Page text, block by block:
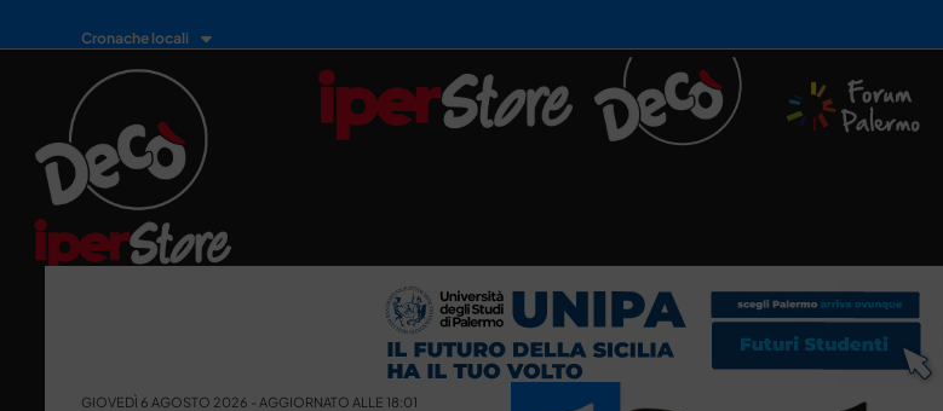
Cronache locali
GIOVEDÌ 6 AGOSTO 2026 - AGGIORNATO ALLE 18:01